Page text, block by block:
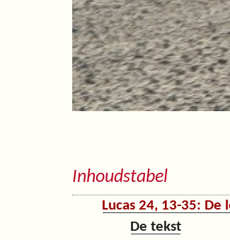
Inhoudstabel
Lucas 24, 13-35: De
De tekst